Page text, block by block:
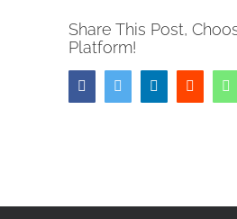
Share This Post,
Platform!
FacebookTwitter LinkedInReddit